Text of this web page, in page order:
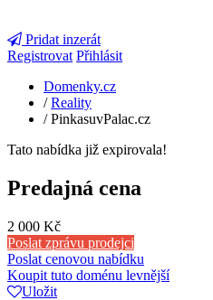
Pridat inzerát
Registrovat Přihlásit
Domenky.cz
/Reality
/PinkasuvPalac.cz
Tato nabídka již expirovala!
Predajná cena
2 000 Kč
Poslat zprávu prodejci
Poslat cenovou nabídku
Koupit tuto doménu levnější
Uložit